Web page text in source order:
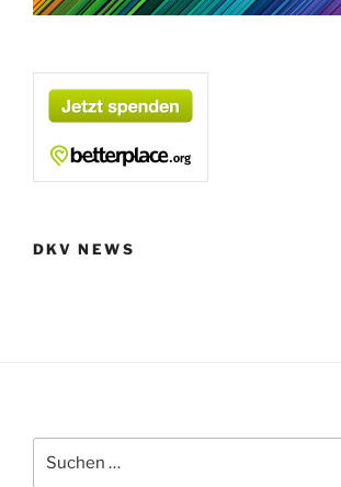
DKV NEWS
nach: